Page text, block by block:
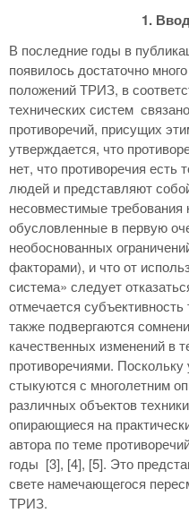
1.
В последние годы в
появилось достаточно
положений ТРИЗ, в
технических систем
противоречий, присущих
утверждается, что
нет, что противоречия есть
людей и представляют
несовместимые требования
обусловленные в первую
необоснованных
факторами), и что от
система» следует
отмечается
также подвергаются
качественных изменений в
противоречиями.
стыкуются с многолетним
различных объектов
опирающиеся на
автора по теме
годы [3], [4], [5]. Это
свете намечающегося
ТРИЗ.